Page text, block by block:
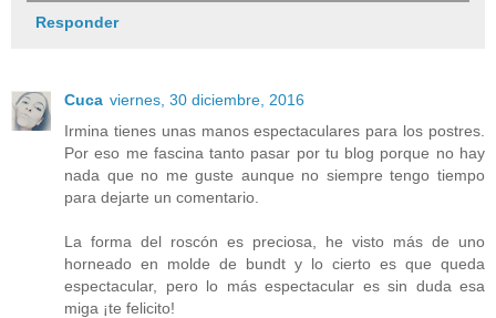
Responder
Cuca viernes, 30 diciembre, 2016
Irmina tienes unas manos espectaculares para los postres.
Por eso me fascina tanto pasar por tu blog porque no hay
nada que no me guste aunque no siempre tengo tiempo
para dejarte un comentario.
La forma del roscón es preciosa, he visto más de uno
horneado en molde de bundt y lo cierto es que queda
espectacular, pero lo más espectacular es sin duda esa
miga ¡te felicito!